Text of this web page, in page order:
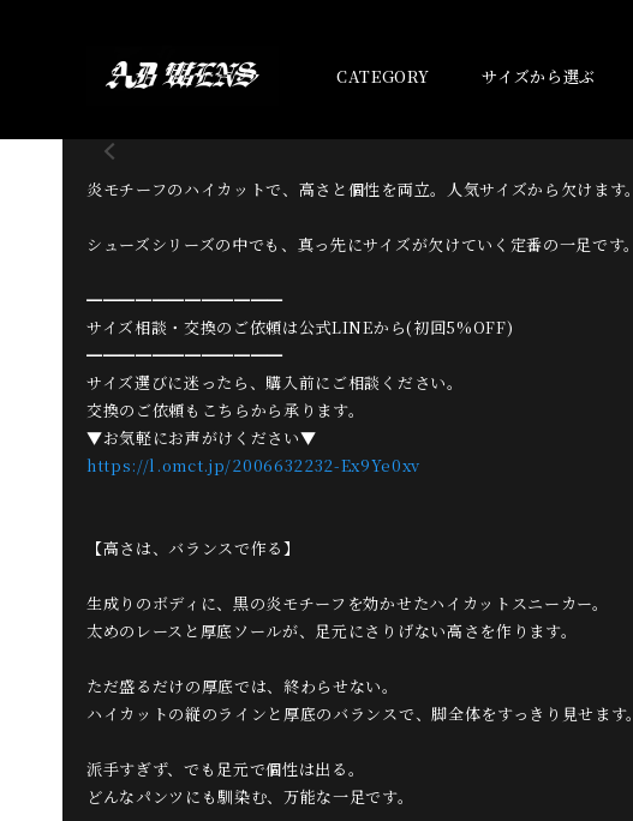
CATEGORY サイズから選ぶ
炎モチーフのハイカットで、高さと個性を両立。人気サイズから欠けます。
シューズシリーズの中でも、真っ先にサイズが欠けていく定番の一足です。
━━━━━━━━━━━━
サイズ相談・交換のご依頼は公式LINEから(初回5%OFF)
━━━━━━━━━━━━
サイズ選びに迷ったら、購入前にご相談ください。
交換のご依頼もこちらから承ります。
▼お気軽にお声がけください▼
https://l.omct.jp/2006632232-Ex9Ye0xv
【高さは、バランスで作る】
生成りのボディに、黒の炎モチーフを効かせたハイカットスニーカー。
太めのレースと厚底ソールが、足元にさりげない高さを作ります。
ただ盛るだけの厚底では、終わらせない。
ハイカットの縦のラインと厚底のバランスで、脚全体をすっきり見せます。
派手すぎず、でも足元で個性は出る。
どんなパンツにも馴染む、万能な一足です。